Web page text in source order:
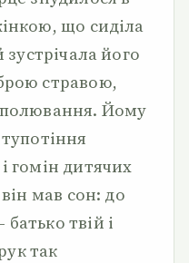
що сиділа
зустрічала його
стравою,
полювання. Йому
гомін дитячих
мав сон: до
твій і
так